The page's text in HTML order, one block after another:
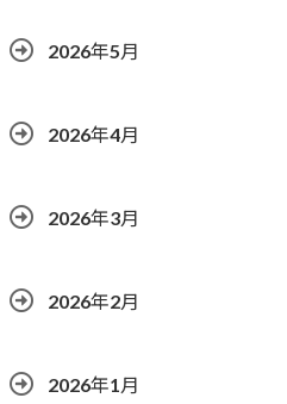
2026年5月
2026年4月
2026年3月
2026年2月
2026年1月